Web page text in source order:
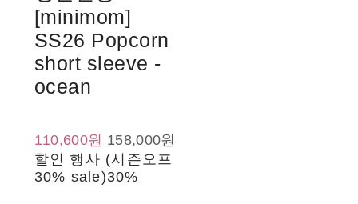
[minimom]
SS26 Popcorn
short sleeve -
ocean
110,600원 158,000원
할인 행사 (시즌오프
30% sale)30%